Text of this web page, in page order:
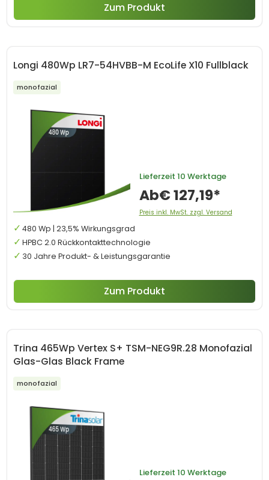
Zum Produkt
Longi 480Wp LR7-54HVBB-M EcoLife X10 Fullblack
monofazial
Lieferzeit 10 Werktage
Ab€ 127,19*
Preis inkl. MwSt. zzgl. Versand
480 Wp | 23,5% Wirkungsgrad
HPBC 2.0 Rückkontakttechnologie
30 Jahre Produkt- & Leistungsgarantie
Zum Produkt
Trina 465Wp Vertex S+ TSM-NEG9R.28 Monofazial
Glas-Glas Black Frame
monofazial
Lieferzeit 10 Werktage